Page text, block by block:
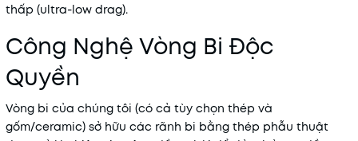
thấp (ultra-low drag).
Công Nghệ Vòng Bi Độc
Quyền
Vòng bi của chúng tôi (có cả tùy chọn thép và
gốm/ceramic) sở hữu các rãnh bi bằng thép phẫu thuật